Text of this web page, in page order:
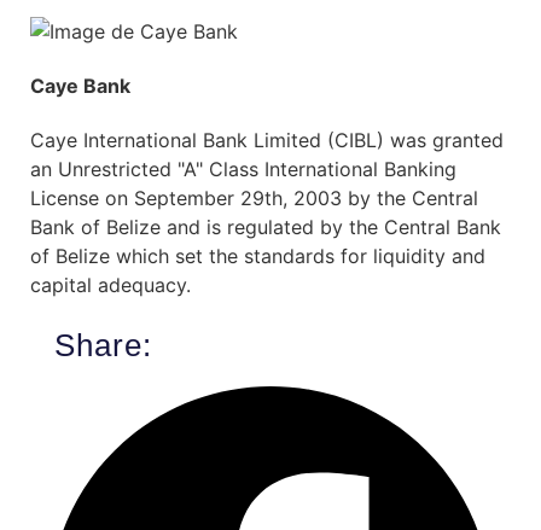
Caye Bank
Caye International Bank Limited (CIBL) was granted
an Unrestricted "A" Class International Banking
License on September 29th, 2003 by the Central
Bank of Belize and is regulated by the Central Bank
of Belize which set the standards for liquidity and
capital adequacy.
Share: